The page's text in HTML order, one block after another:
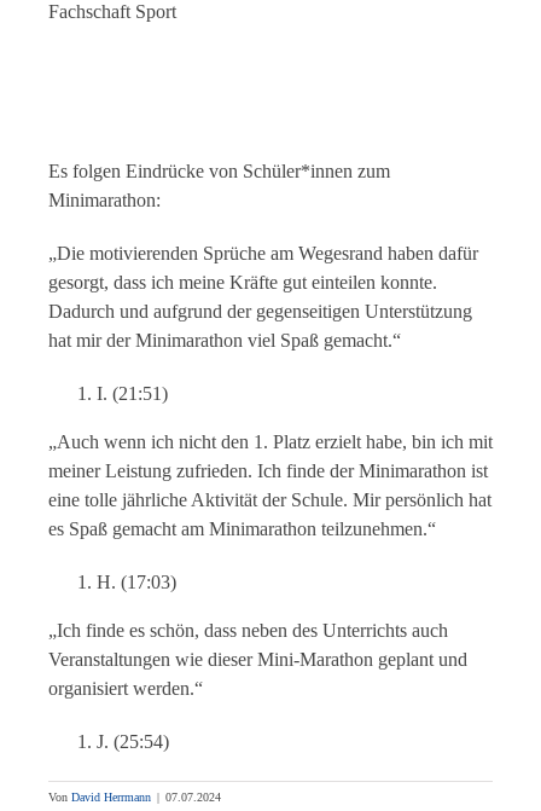
Fachschaft Sport
Es folgen Eindrücke von Schüler*innen zum
Minimarathon:
„Die motivierenden Sprüche am Wegesrand haben dafür
gesorgt, dass ich meine Kräfte gut einteilen konnte.
Dadurch und aufgrund der gegenseitigen Unterstützung
hat mir der Minimarathon viel Spaß gemacht.“
I. (21:51)
„Auch wenn ich nicht den 1. Platz erzielt habe, bin ich mit
meiner Leistung zufrieden. Ich finde der Minimarathon ist
eine tolle jährliche Aktivität der Schule. Mir persönlich hat
es Spaß gemacht am Minimarathon teilzunehmen.“
H. (17:03)
„Ich finde es schön, dass neben des Unterrichts auch
Veranstaltungen wie dieser Mini-Marathon geplant und
organisiert werden.“
J. (25:54)
Von David Herrmann | 07.07.2024